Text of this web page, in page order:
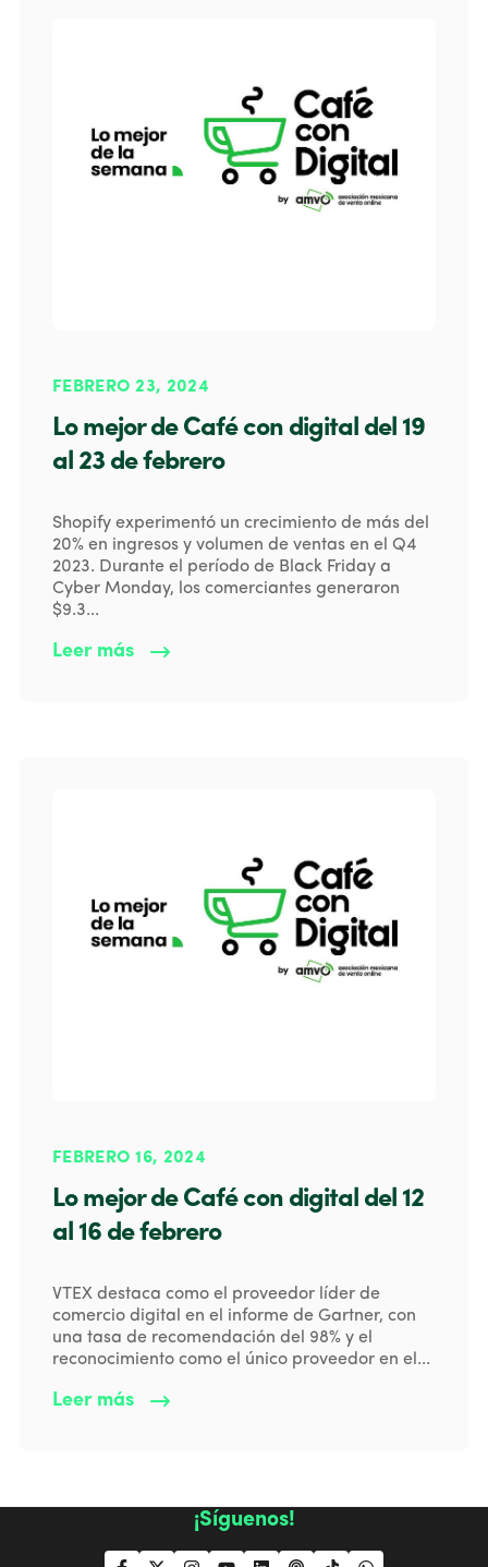
FEBRERO 23, 2024
Lo mejor de Café con digital del 19
al 23 de febrero
Shopify experimentó un crecimiento de más del
20% en ingresos y volumen de ventas en el Q4
2023. Durante el período de Black Friday a
Cyber Monday, los comerciantes generaron
$9.3...
Leer más
FEBRERO 16, 2024
Lo mejor de Café con digital del 12
al 16 de febrero
VTEX destaca como el proveedor líder de
comercio digital en el informe de Gartner, con
una tasa de recomendación del 98% y el
reconocimiento como el único proveedor en el...
Leer más
¡Síguenos!